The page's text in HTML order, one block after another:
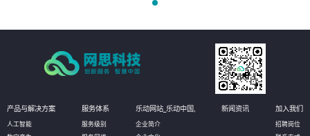
产品与解决方案
人工智能
服务体系
服务级别
乐动网站_乐动中国,
企业简介
新闻资讯 加入我们
招聘岗位